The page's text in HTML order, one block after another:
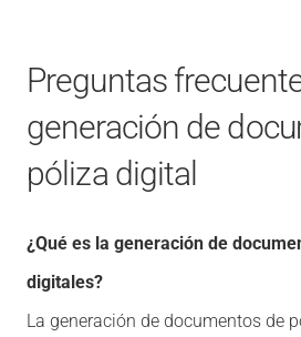
Preguntas
generación de
póliza digital
¿Qué es la generación de
digitales?
La generación de documentos de